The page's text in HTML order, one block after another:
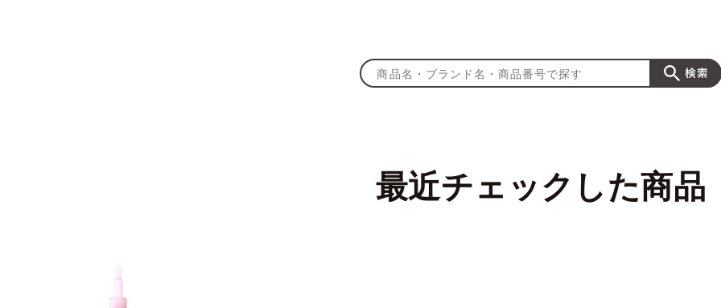
最近チェックした商品